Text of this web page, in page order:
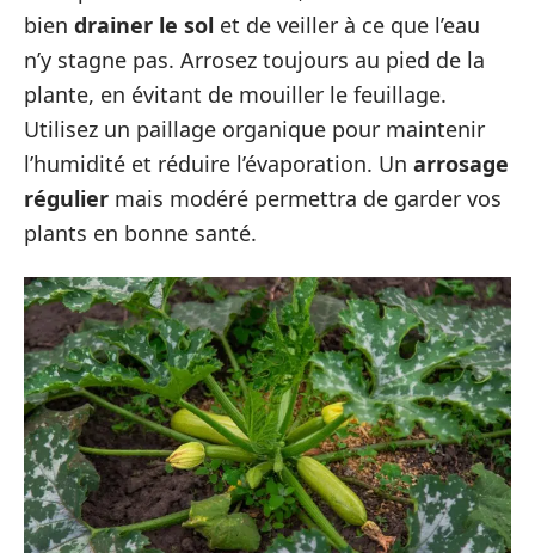
bien drainer le sol et de veiller à ce que l’eau
n’y stagne pas. Arrosez toujours au pied de la
plante, en évitant de mouiller le feuillage.
Utilisez un paillage organique pour maintenir
l’humidité et réduire l’évaporation. Un arrosage
régulier mais modéré permettra de garder vos
plants en bonne santé.